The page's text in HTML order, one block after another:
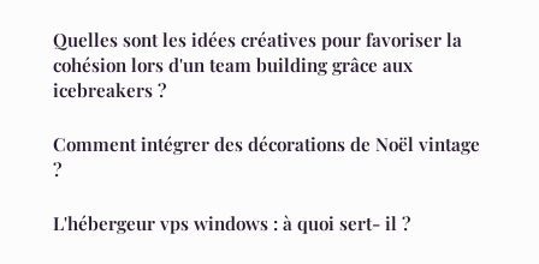
Quelles sont les idées créatives pour favoriser la
cohésion lors d'un team building grâce aux
icebreakers ?
Comment intégrer des décorations de Noël vintage
?
L'hébergeur vps windows : à quoi sert- il ?